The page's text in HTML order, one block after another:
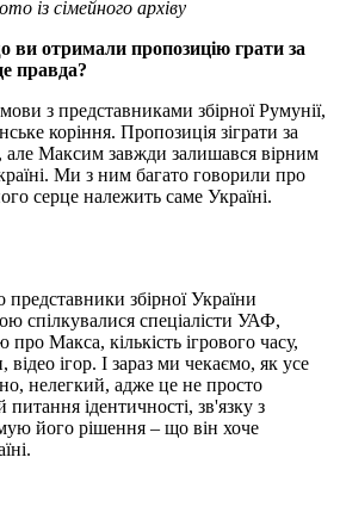
із сімейного архіву
ви отримали пропозицію грати за
правда?
з представниками збірної Румунії,
коріння. Пропозиція зіграти за
але Максим завжди залишався вірним
Ми з ним багато говорили про
серце належить саме Україні.
збірної України
спілкувалися спеціалісти УАФ,
Макса, кількість ігрового часу,
відео ігор. І зараз ми чекаємо, як усе
нелегкий, адже це не просто
ідентичності, зв'язку з
його рішення – що він хоче